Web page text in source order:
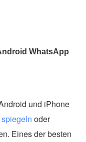
WhatsApp
und iPhone
oder
Eines der besten